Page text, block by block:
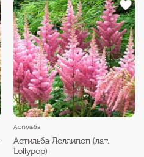
Астильба
Астильба Лоллипоп (лат.
Lollypop)